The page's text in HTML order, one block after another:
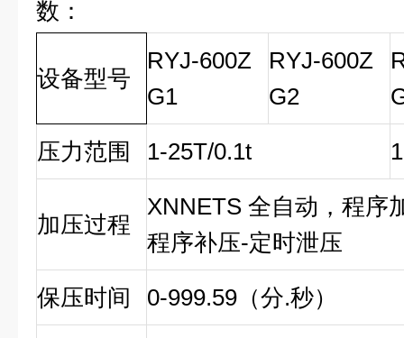
数：
设备型号
RYJ-600Z
G1
RYJ-600Z
G2
压力范围 1-25T/0.1t
加压过程
XNNETS 全自动，程序
程序补压-定时泄压
保压时间 0-999.59（分.秒）